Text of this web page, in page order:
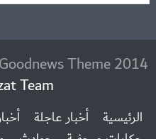
Goodnews Theme
Team
الرئيسية أخبار عاجلة